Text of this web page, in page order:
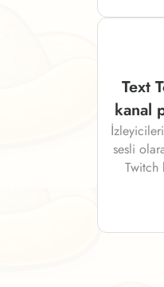
Text
kanal
sesli
Twitch